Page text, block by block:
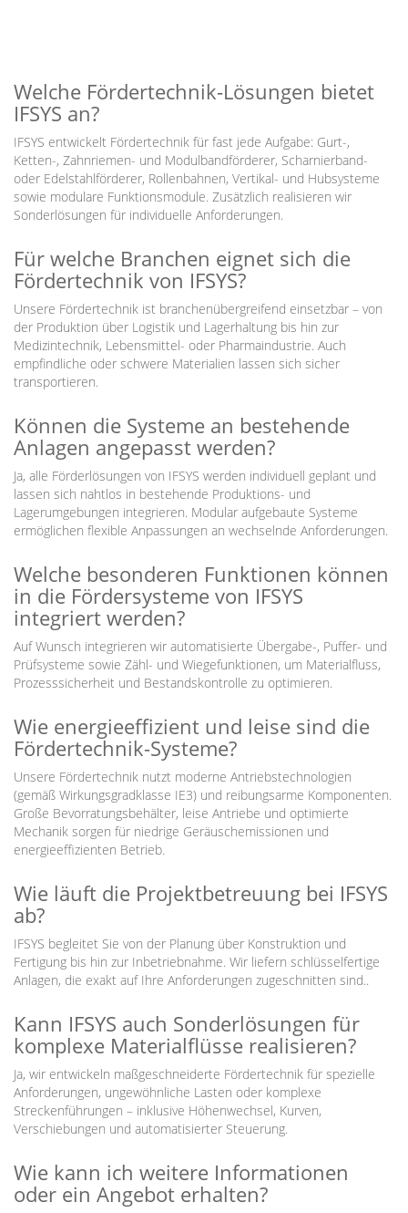
Welche Fördertechnik-Lösungen bietet
IFSYS an?
IFSYS entwickelt Fördertechnik für fast jede Aufgabe: Gurt-,
Ketten-, Zahnriemen- und Modulbandförderer, Scharnierband-
oder Edelstahlförderer, Rollenbahnen, Vertikal- und Hubsysteme
sowie modulare Funktionsmodule. Zusätzlich realisieren wir
Sonderlösungen für individuelle Anforderungen.
Für welche Branchen eignet sich die
Fördertechnik von IFSYS?
Unsere Fördertechnik ist branchenübergreifend einsetzbar – von
der Produktion über Logistik und Lagerhaltung bis hin zur
Medizintechnik, Lebensmittel- oder Pharmaindustrie. Auch
empfindliche oder schwere Materialien lassen sich sicher
transportieren.
Können die Systeme an bestehende
Anlagen angepasst werden?
Ja, alle Förderlösungen von IFSYS werden individuell geplant und
lassen sich nahtlos in bestehende Produktions- und
Lagerumgebungen integrieren. Modular aufgebaute Systeme
ermöglichen flexible Anpassungen an wechselnde Anforderungen.
Welche besonderen Funktionen können
in die Fördersysteme von IFSYS
integriert werden?
Auf Wunsch integrieren wir automatisierte Übergabe-, Puffer- und
Prüfsysteme sowie Zähl- und Wiegefunktionen, um Materialfluss,
Prozesssicherheit und Bestandskontrolle zu optimieren.
Wie energieeffizient und leise sind die
Fördertechnik-Systeme?
Unsere Fördertechnik nutzt moderne Antriebstechnologien
(gemäß Wirkungsgradklasse IE3) und reibungsarme Komponenten.
Große Bevorratungsbehälter, leise Antriebe und optimierte
Mechanik sorgen für niedrige Geräuschemissionen und
energieeffizienten Betrieb.
Wie läuft die Projektbetreuung bei IFSYS
ab?
IFSYS begleitet Sie von der Planung über Konstruktion und
Fertigung bis hin zur Inbetriebnahme. Wir liefern schlüsselfertige
Anlagen, die exakt auf Ihre Anforderungen zugeschnitten sind..
Kann IFSYS auch Sonderlösungen für
komplexe Materialflüsse realisieren?
Ja, wir entwickeln maßgeschneiderte Fördertechnik für spezielle
Anforderungen, ungewöhnliche Lasten oder komplexe
Streckenführungen – inklusive Höhenwechsel, Kurven,
Verschiebungen und automatisierter Steuerung.
Wie kann ich weitere Informationen
oder ein Angebot erhalten?